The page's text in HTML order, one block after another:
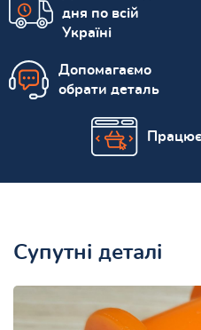
дня по всій
Україні
Допомагаємо
обрати деталь
Супутні деталі